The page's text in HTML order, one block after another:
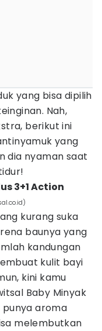
yang bisa dipilih
Nah,
berikut ini
yang
dia nyaman saat
3+1 Action
kurang suka
baunya yang
kandungan
kulit bayi
kini kamu
Baby Minyak
punya aroma
melembutkan